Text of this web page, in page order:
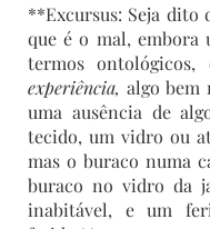
**Excursus: Seja dito
que é o mal, embora
termos ontológicos,
experiência, algo bem
uma ausência de
tecido, um vidro ou
mas o buraco numa
buraco no vidro da
inabitável, e um